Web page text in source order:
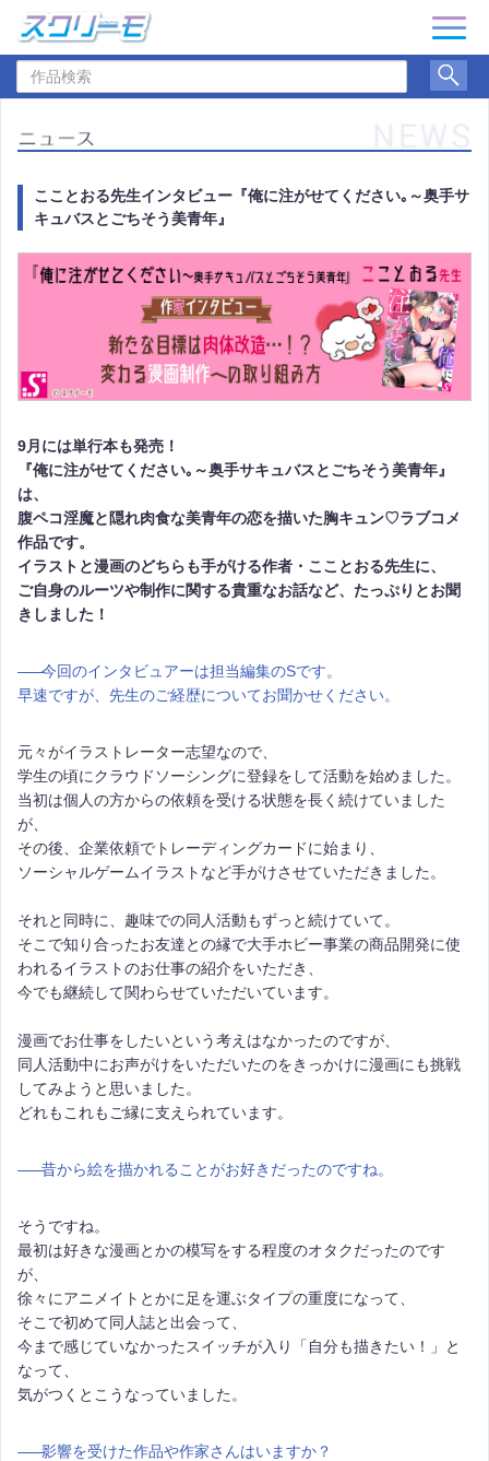
品
ナ
ゲ
ー
ン
こことおる先生インタビュー『俺に注がせてください｡～奥手サ
キュバスとごちそう美青年』
9月には単行本も発売！
『俺に注がせてください｡～奥手サキュバスとごちそう美青年』
は、
腹ペコ淫魔と隠れ肉食な美青年の恋を描いた胸キュン♡ラブコメ
作品です。
イラストと漫画のどちらも手がける作者・こことおる先生に、
ご自身のルーツや制作に関する貴重なお話など、たっぷりとお聞
きしました！
――今回のインタビュアーは担当編集のSです。
早速ですが、先生のご経歴についてお聞かせください。
元々がイラストレーター志望なので、
学生の頃にクラウドソーシングに登録をして活動を始めました。
当初は個人の方からの依頼を受ける状態を長く続けていました
が、
その後、企業依頼でトレーディングカードに始まり、
ソーシャルゲームイラストなど手がけさせていただきました。
それと同時に、趣味での同人活動もずっと続けていて。
そこで知り合ったお友達との縁で大手ホビー事業の商品開発に使
われるイラストのお仕事の紹介をいただき、
今でも継続して関わらせていただいています。
漫画でお仕事をしたいという考えはなかったのですが、
同人活動中にお声がけをいただいたのをきっかけに漫画にも挑戦
してみようと思いました。
どれもこれもご縁に支えられています。
――昔から絵を描かれることがお好きだったのですね。
そうですね。
最初は好きな漫画とかの模写をする程度のオタクだったのです
が、
徐々にアニメイトとかに足を運ぶタイプの重度になって、
そこで初めて同人誌と出会って、
今まで感じていなかったスイッチが入り「自分も描きたい！」と
なって、
気がつくとこうなっていました。
――影響を受けた作品や作家さんはいますか？